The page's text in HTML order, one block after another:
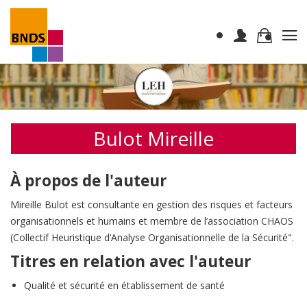
Bulot Mireille
À propos de l'auteur
Mireille Bulot est consultante en gestion des risques et facteurs
organisationnels et humains et membre de l’association CHAOS
(Collectif Heuristique d’Analyse Organisationnelle de la Sécurité".
Titres en relation avec l'auteur
Qualité et sécurité en établissement de santé